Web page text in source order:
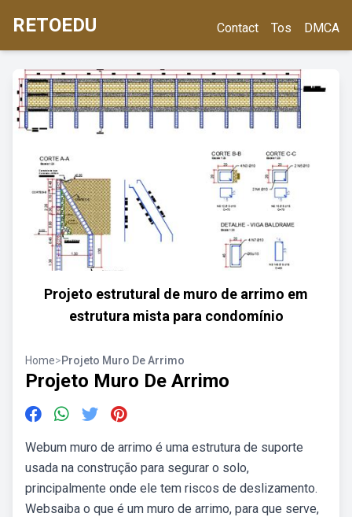
RETOEDU Contact Tos DMCA
Projeto estrutural de muro de arrimo em
estrutura mista para condomínio
Home>Projeto Muro De Arrimo
Projeto Muro De Arrimo
Webum muro de arrimo é uma estrutura de suporte
usada na construção para segurar o solo,
principalmente onde ele tem riscos de deslizamento.
Websaiba o que é um muro de arrimo, para que serve,